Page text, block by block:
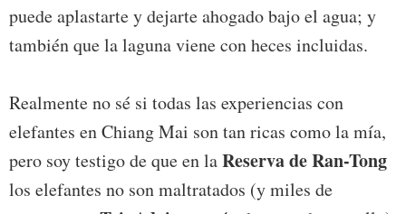
puede aplastarte y dejarte ahogado bajo el agua; y
también que la laguna viene con heces incluidas.
Realmente no sé si todas las experiencias con
elefantes en Chiang Mai son tan ricas como la mía,
pero soy testigo de que en laReserva de Ran-Tong
los elefantes no son maltratados (y miles de